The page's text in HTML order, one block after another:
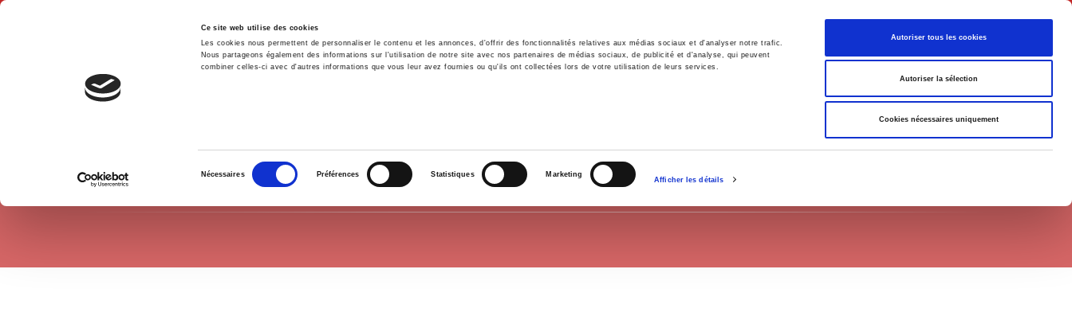
Ce site web utilise des cookies
Les cookies nous permettent de personnaliser le contenu et les annonces, d'offrir des fonctionnalités relatives aux médias sociaux et d'analyser notre trafic.
Nous partageons également des informations sur l'utilisation de notre site avec nos partenaires de médias sociaux, de publicité et d'analyse, qui peuvent
combiner celles-ci avec d'autres informations que vous leur avez fournies ou qu'ils ont collectées lors de votre utilisation de leurs services.
consentement
Nécessaires Préférences Statistiques Marketing
Afficher les détails
Autoriser tous les cookies
Autoriser la sélection
Cookies nécessaires uniquement
Français
Accueil Environnement Histoire International
POLITIQUE